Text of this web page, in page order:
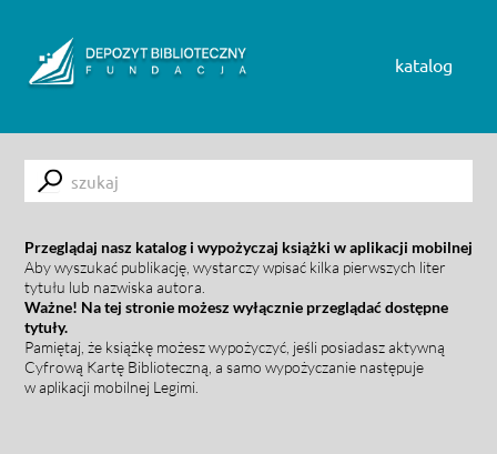
katalog
Submit
Przeglądaj nasz katalog i wypożyczaj książki w aplikacji mobilnej
Aby wyszukać publikację, wystarczy wpisać kilka pierwszych liter
tytułu lub nazwiska autora.
Ważne! Na tej stronie możesz wyłącznie przeglądać dostępne
tytuły.
Pamiętaj, że książkę możesz wypożyczyć, jeśli posiadasz aktywną
Cyfrową Kartę Biblioteczną, a samo wypożyczanie następuje
w aplikacji mobilnej Legimi.